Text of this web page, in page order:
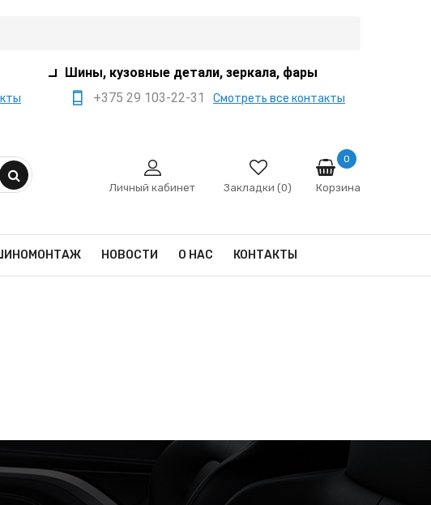
Шины, кузовные детали, зеркала, фары
+375 29 103-22-31
Смотреть все контакты
+375 29 666-12-68
sale@ivanko.by
Промышленный,8/5
Личный кабинет Закладки (0) Корзина
0
НОВОСТИ О НАС КОНТАКТЫ